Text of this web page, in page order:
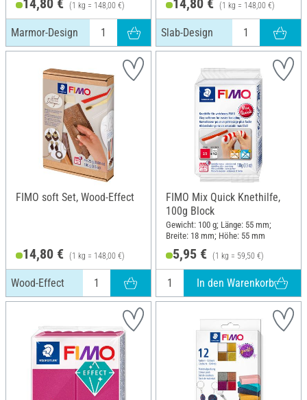
14,80 € (1 kg = 148,00 €)
Marmor-Design
14,80 € (1 kg = 148,00 €)
Slab-Design
FIMO soft Set, Wood-Effect
14,80 € (1 kg = 148,00 €)
Wood-Effect
FIMO Mix Quick Knethilfe,
100g Block
Gewicht: 100 g; Länge: 55 mm;
Breite: 18 mm; Höhe: 55 mm
5,95 € (1 kg = 59,50 €)
In den Warenkorb